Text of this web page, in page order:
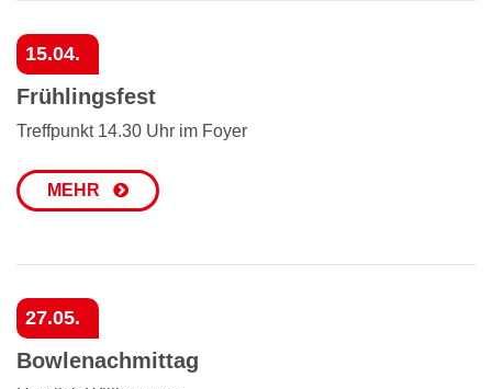
15.04.
Frühlingsfest
Treffpunkt 14.30 Uhr im Foyer
MEHR
27.05.
Bowlenachmittag